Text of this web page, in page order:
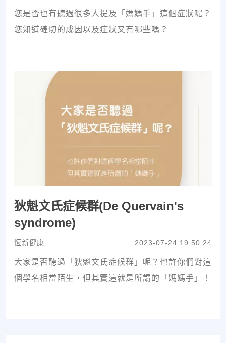
您是否也有聽過很多人提及「媽媽手」這個症狀呢？
您知道確切的成因以及症狀又有哪些嗎？
狄魁文氏症候群(De Quervain's
syndrome)
恆新健康 2023-07-24 19:50:24
大家是否聽過「狄魁文氏症候群」呢？也許你們對這
個學名相當陌生，但其實這就是所謂的「媽媽手」！